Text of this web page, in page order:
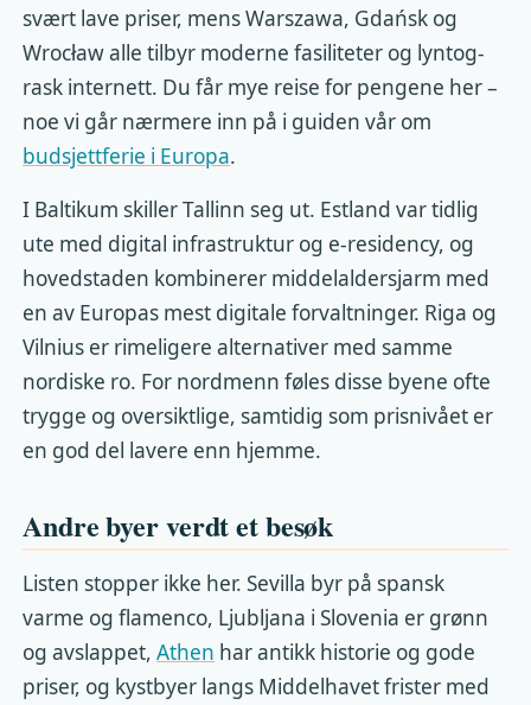
svært lave priser, mens Warszawa, Gdańsk og
Wrocław alle tilbyr moderne fasiliteter og lyntog-
rask internett. Du får mye reise for pengene her –
noe vi går nærmere inn på i guiden vår om
budsjettferie i Europa.
I Baltikum skiller Tallinn seg ut. Estland var tidlig
ute med digital infrastruktur og e-residency, og
hovedstaden kombinerer middelaldersjarm med
en av Europas mest digitale forvaltninger. Riga og
Vilnius er rimeligere alternativer med samme
nordiske ro. For nordmenn føles disse byene ofte
trygge og oversiktlige, samtidig som prisnivået er
en god del lavere enn hjemme.
Andre byer verdt et besøk
Listen stopper ikke her. Sevilla byr på spansk
varme og flamenco, Ljubljana i Slovenia er grønn
og avslappet,Athen har antikk historie og gode
priser, og kystbyer langs Middelhavet frister med